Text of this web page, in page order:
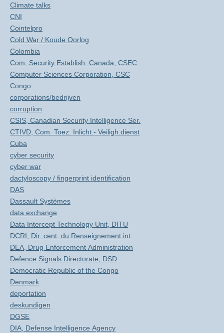
Climate talks
CNI
Cointelpro
Cold War / Koude Oorlog
Colombia
Com. Security Establish. Canada, CSEC
Computer Sciences Corporation, CSC
Congo
corporations/bedrijven
corruption
CSIS, Canadian Security Intelligence Ser.
CTIVD, Com. Toez. Inlicht.- Veiligh.dienst
Cuba
cyber security
cyber war
dactyloscopy / fingerprint identification
DAS
Dassault Systèmes
data exchange
Data Intercept Technology Unit, DITU
DCRI, Dir. cent. du Renseignement int.
DEA, Drug Enforcement Administration
Defence Signals Directorate, DSD
Democratic Republic of the Congo
Denmark
deportation
deskundigen
DGSE
DIA, Defense Intelligence Agency